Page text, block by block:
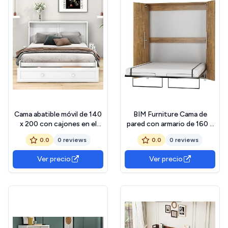
Cama abatible móvil de 140
x 200 con cajones en el
Extremo de la Cama y una
pequeña estantería en el
Lateral, Camas con
Plataforma Convertibles,
Blanco.
0.0 0 reviews
Ver precio
BIM Furniture Cama de
pared con armario de 160 x
200 cm, cama plegable
vertical, armario con cama
plegable integrada, cama
funcional con somier (roble
borgoña)
0.0 0 reviews
Ver precio